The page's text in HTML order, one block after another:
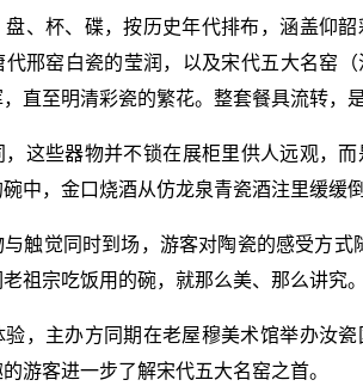
盘、杯、碟，按历史年代排布，涵盖仰
邢窑白瓷的莹润，以及宋代五大名窑（
直至明清彩瓷的繁花。整套餐具流转，
，这些器物并不锁在展柜里供人远观，
中，金口烧酒从仿龙泉青瓷酒注里缓缓倒
与触觉同时到场，游客对陶瓷的感受方
祖宗吃饭用的碗，就那么美、那么讲究
，主办方同期在老屋穆美术馆举办汝瓷
游客进一步了解宋代五大名窑之首。